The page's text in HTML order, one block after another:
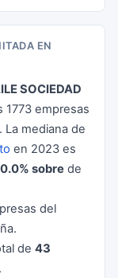
EN
SOCIEDAD
1773 empresas
mediana de
en 2023 es
sobre de
del
de 43